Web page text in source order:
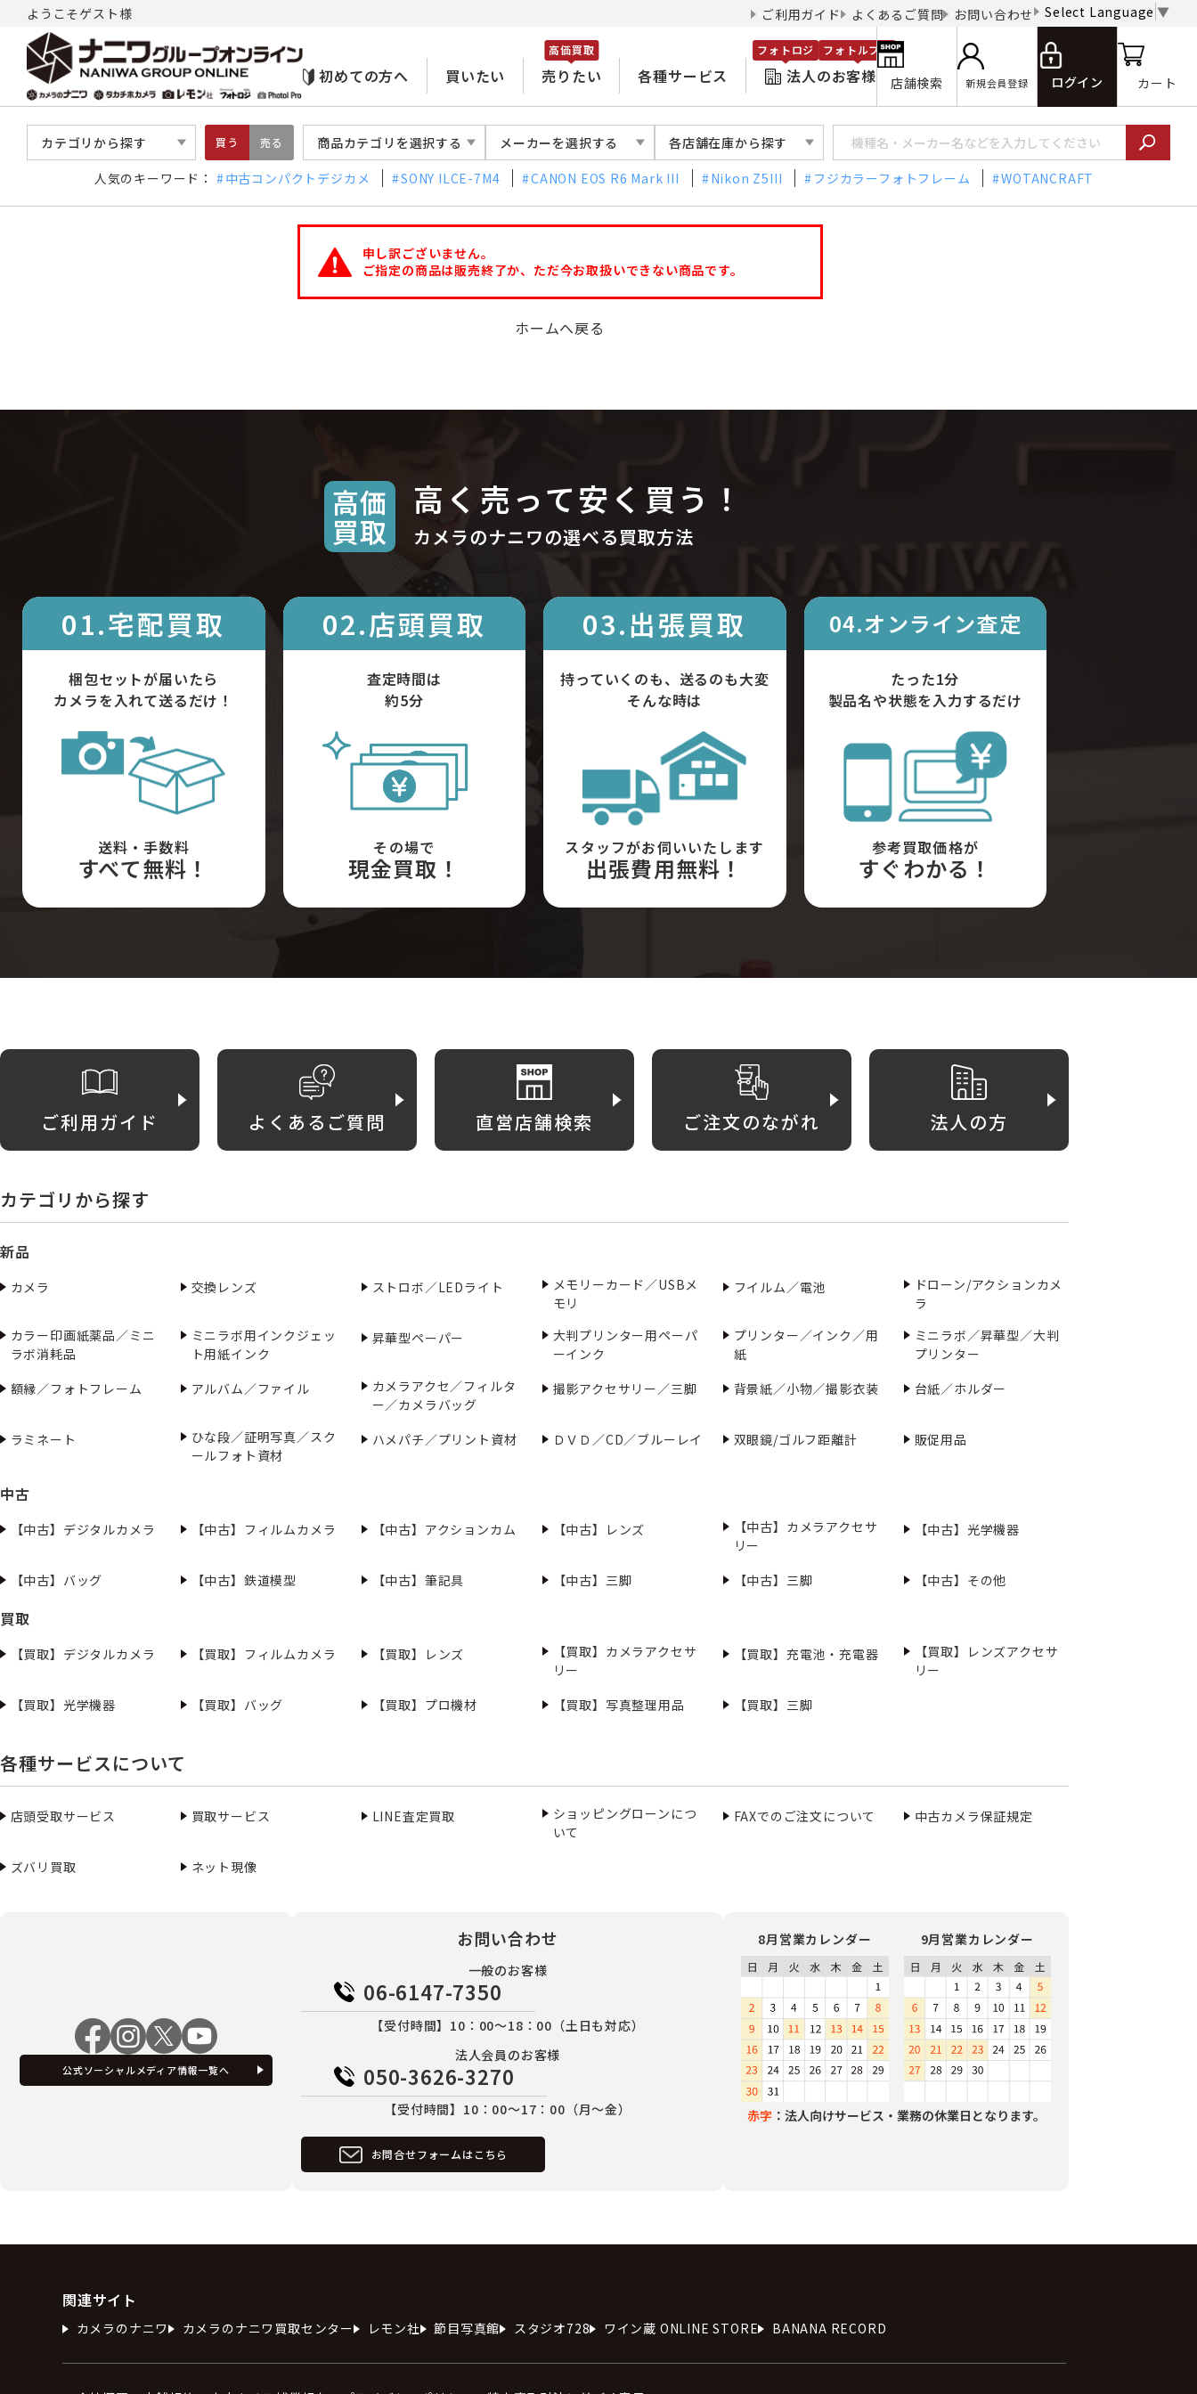
ようこそゲスト様 ご利用ガイド よくあるご質問 お問い合わせ Select Language ▼
初めての方へ 買いたい 売りたい
高価買取
各種サービス 法人のお客様
フォトロジ フォトルプロ
店舗検索 新規会員登録 ログイン カート
カテゴリから探す 買う 売る 商品カテゴリを選択する メーカーを選択する 各店舗在庫から探す
人気のキーワード： 中古コンパクトデジカメ SONY ILCE-7M4 CANON EOS R6 Mark III Nikon Z5III フジカラーフォトフレーム WOTANCRAFT
申し訳ございません。
ご指定の商品は販売終了か、ただ今お取扱いできない商品です。
ホームへ戻る
高価
買取
高く売って安く買う！
カメラのナニワの選べる買取方法
01.宅配買取
梱包セットが届いたら
カメラを入れて送るだけ！
送料・手数料
すべて無料！
02.店頭買取
査定時間は
約5分
その場で
現金買取！
03.出張買取
持っていくのも、送るのも大変
そんな時は
スタッフがお伺いいたします
出張費用無料！
04.オンライン査定
たった1分
製品名や状態を入力するだけ
参考買取価格が
すぐわかる！
ご利用ガイド よくあるご質問 直営店舗検索 ご注文のながれ 法人の方
カテゴリから探す
新品
カメラ 交換レンズ ストロボ／LEDライト
メモリーカード／USBメ
モリ
フイルム／電池
ドローン/アクションカメ
ラ
カラー印画紙薬品／ミニ
ラボ消耗品
ミニラボ用インクジェッ
ト用紙インク
昇華型ペーパー
大判プリンター用ペーパ
ーインク
プリンター／インク／用
紙
ミニラボ／昇華型／大判
プリンター
額縁／フォトフレーム
アルバム／ファイル
カメラアクセ／フィルタ
ー／カメラバッグ
撮影アクセサリー／三脚 背景紙／小物／撮影衣装 台紙／ホルダー
ラミネート
ひな段／証明写真／スク
ールフォト資材
ハメパチ／プリント資材 ＤＶＤ／CD／ブルーレイ 双眼鏡/ゴルフ距離計 販促用品
中古
【中古】デジタルカメラ 【中古】フィルムカメラ 【中古】アクションカム 【中古】レンズ
【中古】カメラアクセサ
リー
【中古】光学機器
【中古】バッグ 【中古】鉄道模型 【中古】筆記具 【中古】三脚 【中古】三脚 【中古】その他
買取
【買取】デジタルカメラ 【買取】フィルムカメラ 【買取】レンズ
【買取】カメラアクセサ
リー
【買取】充電池・充電器
【買取】レンズアクセサ
リー
【買取】光学機器
【買取】バッグ 【買取】プロ機材 【買取】写真整理用品 【買取】三脚
各種サービスについて
店頭受取サービス 買取サービス LINE査定買取
ショッピングローンにつ
いて
FAXでのご注文について 中古カメラ保証規定
ズバリ買取 ネット現像
公式ソーシャルメディア情報一覧へ
お問い合わせ
一般のお客様
06-6147-7350
【受付時間】10：00～18：00（土日も対応）
法人会員のお客様
050-3626-3270
【受付時間】10：00～17：00（月～金）
お問合せフォームはこちら
8月営業カレンダー 9月営業カレンダー
赤字 ：法人向けサービス・業務の休業日となります。
関連サイト
カメラのナニワ カメラのナニワ買取センター レモン社 節目写真館 スタジオ728 ワイン蔵 ONLINE STORE BANANA RECORD